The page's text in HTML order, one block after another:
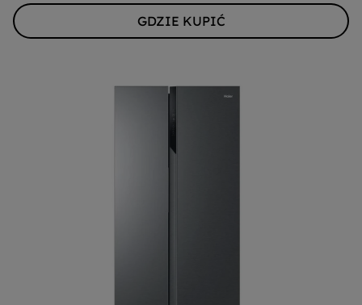
GDZIE KUPIĆ